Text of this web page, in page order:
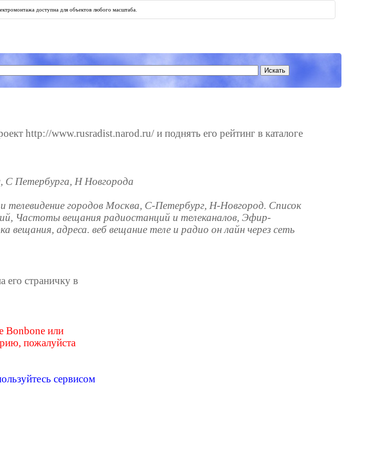
доступна для объектов любого масштаба.
http://www.rusradist.narod.ru/ и поднять его рейтинг в каталоге
Петербурга, Н Новгорода
городов Москва, С-Петербург, Н-Новгород. Список
Частоты вещания радиостанций и телеканалов, Эфир-
вещания, адреса. веб вещание теле и радио он лайн через сеть
его страничку в
Bonbone или
пожалуйста
сервисом